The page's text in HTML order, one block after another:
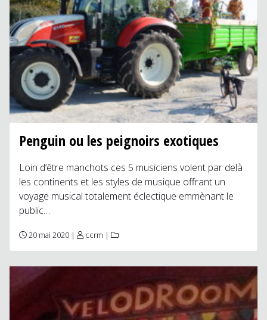
Penguin ou les peignoirs exotiques
Loin d’être manchots ces 5 musiciens volent par delà
les continents et les styles de musique offrant un
voyage musical totalement éclectique emmènant le
public…
20 mai 2020 | ccrm |